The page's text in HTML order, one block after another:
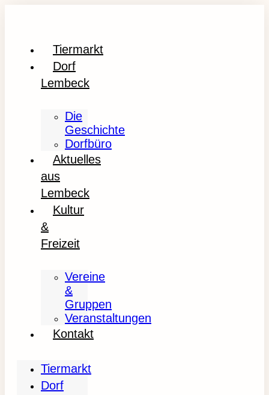
Tiermarkt
Dorf
Lembeck
Die
Geschichte
Dorfbüro
Aktuelles
aus
Lembeck
Kultur
&
Freizeit
Vereine
&
Gruppen
Veranstaltungen
Kontakt
Tiermarkt
Dorf